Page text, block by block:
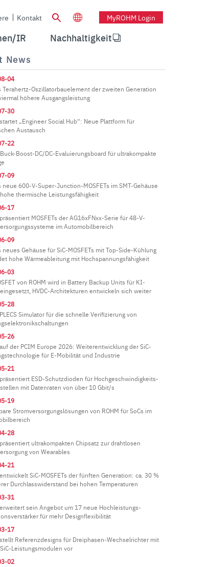
Kontakt MyROHM Login
IR Nachhaltigkeit
News
04
Terahertz-Oszillatorbauelement der zweiten Generation
höhere Ausgangsleistung
30
„Engineer Social Hub“: Neue Plattform für
Austausch
22
Boost-DC/DC-Evaluierungsboard für ultrakompakte
09
neue 600-V-Super-Junction-MOSFETs im SMT-Gehäuse
thermische Leistungsfähigkeit
17
MOSFETs der AG16xFNxx-Serie für 48-V-
im Automobilbereich
09
neues Gehäuse für SiC-MOSFETs mit Top-Side-Kühlung
hohe Wärmeableitung mit Hochspannungsfähigkeit
03
von ROHM wird in Battery Backup Units für KI-
HVDC-Architekturen entwickeln sich weiter
28
Simulator für die schnelle Verifizierung von
26
der PCIM Europe 2026: Weiterentwicklung der SiC-
für E-Mobilität und Industrie
21
ESD-Schutzdioden für Hochgeschwindigkeits-
mit Datenraten von über 10 Gbit/s
19
Stromversorgungslösungen von ROHM für SoCs im
28
ultrakompakten Chipsatz zur drahtlosen
von Wearables
21
SiC-MOSFETs der fünften Generation: ca. 30 %
Durchlasswiderstand bei hohen Temperaturen
31
erweitert sein Angebot um 17 neue Hochleistungs-
für mehr Designflexibilität
17
stellt Referenzdesigns für Dreiphasen-Wechselrichter mit
Leistungsmodulen vor
02